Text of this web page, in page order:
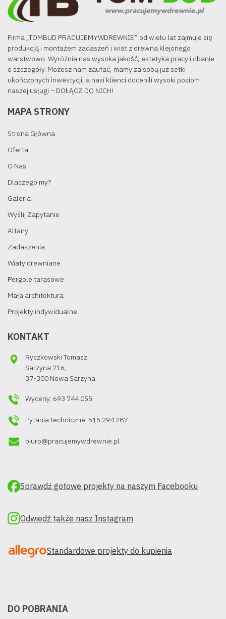
Firma „TOMBUD PRACUJEMYWDREWNIE” od wielu lat zajmuje się
produkcją i montażem zadaszeń i wiat z drewna klejonego
warstwowo. Wyróżnia nas wysoka jakość, estetyka pracy i dbanie
o szczegóły. Możesz nam zaufać, mamy za sobą już setki
ukończonych inwestycji, a nasi klienci docenili wysoki poziom
naszej usługi – DOŁĄCZ DO NICH!
MAPA STRONY
Strona Główna
Oferta
O Nas
Dlaczego my?
Galeria
Wyślij Zapytanie
Altany
Zadaszenia
Wiaty drewniane
Pergole tarasowe
Mała architektura
Projekty indywidualne
KONTAKT
Ryczkowski Tomasz
Sarzyna 716,
37-300 Nowa Sarzyna
Wyceny: 693 744 055
Pytania techniczne: 515 294 287
biuro@pracujemywdrewnie.pl
Sprawdź gotowe projekty na naszym Facebooku
Odwiedź także nasz Instagram
Standardowe projekty do kupienia
DO POBRANIA